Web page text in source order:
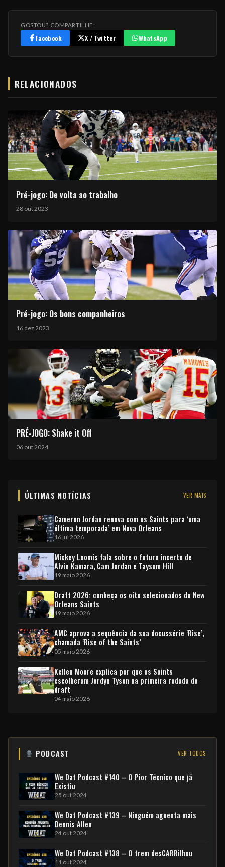
GOSTOU? COMPARTILHE:
Facebook X / Twitter WhatsApp
RELACIONADOS
Pré-jogo: De volta ao trabalho
28 out 2023
Pré-jogo: Os bons companheiros
16 dez 2023
PRÉ-JOGO: Shake it Off
06 out 2024
ÚLTIMAS NOTÍCIAS VER MAIS
Cameron Jordan renova com os Saints para ‘uma
última temporada’ em Nova Orleans
16 jul 2026
Mickey Loomis fala sobre o futuro incerto de
Alvin Kamara, Cam Jordan e Taysom Hill
19 maio 2026
Draft 2026: conheça os oito selecionados do New
Orleans Saints
19 maio 2026
AMC aprova a sequência da sua docussérie ‘Rise’,
chamada ‘Rise of the Saints’
05 maio 2026
Kellen Moore explica por que os Saints
escolheram Jordyn Tyson na primeira rodada do
draft
04 maio 2026
PODCAST VER TODOS
We Dat Podcast #140 – O Pior Técnico que já
Existiu
25 out 2024
We Dat Podcast #139 – Ninguém aguenta mais
Dennis Allen
24 out 2024
We Dat Podcast #138 – O trem desCARRilhou
11 out 2024